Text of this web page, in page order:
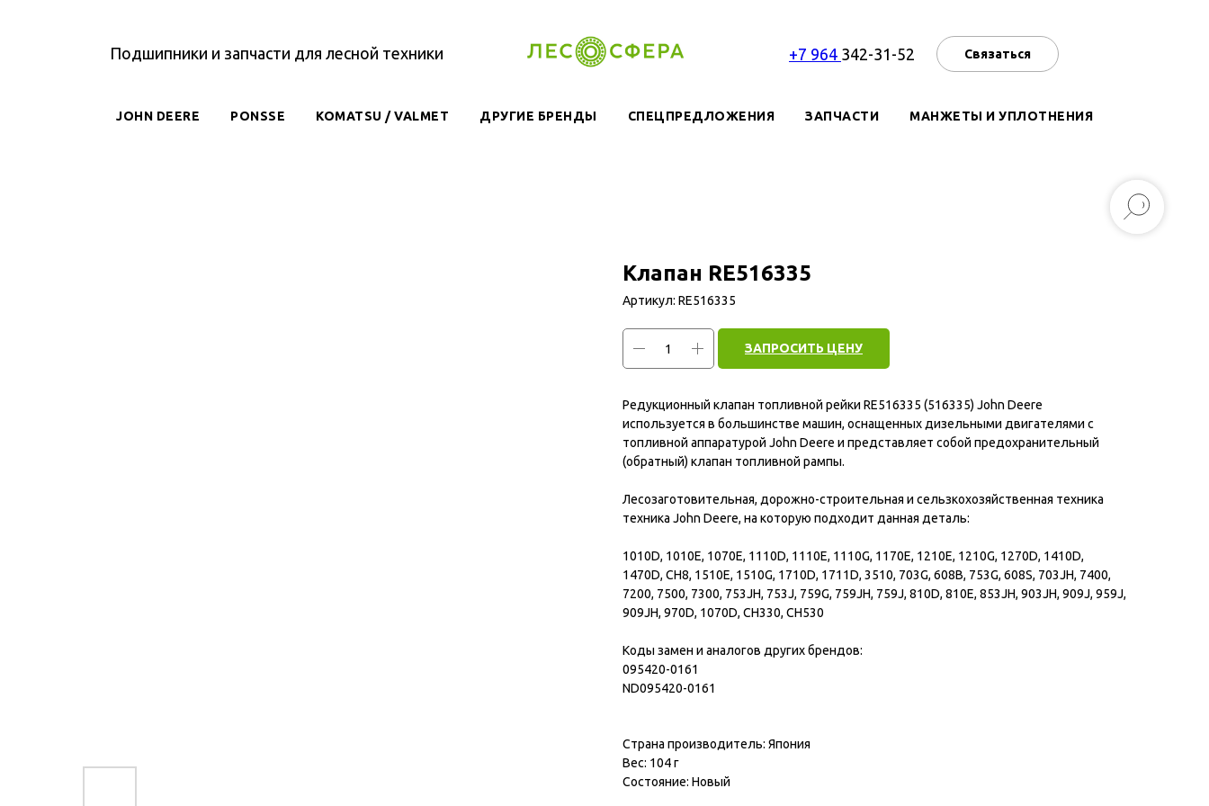
Подшипники и запчасти для лесной техники +7 964 342-31-52 Связаться
JOHN DEERE PONSSE KOMATSU / VALMET ДРУГИЕ БРЕНДЫ СПЕЦПРЕДЛОЖЕНИЯ ЗАПЧАСТИ МАНЖЕТЫ И УПЛОТНЕНИЯ
Клапан RE516335
Артикул: RE516335
ЗАПРОСИТЬ ЦЕНУ
Редукционный клапан топливной рейки RE516335 (516335) John Deere
используется в большинстве машин, оснащенных дизельными двигателями с
топливной аппаратурой John Deere и представляет собой предохранительный
(обратный) клапан топливной рампы.
Лесозаготовительная, дорожно-строительная и сельзкохозяйственная техника
техника John Deere, на которую подходит данная деталь:
1010D, 1010E, 1070E, 1110D, 1110E, 1110G, 1170E, 1210E, 1210G, 1270D, 1410D,
1470D, CH8, 1510E, 1510G, 1710D, 1711D, 3510, 703G, 608B, 753G, 608S, 703JH, 7400,
7200, 7500, 7300, 753JH, 753J, 759G, 759JH, 759J, 810D, 810E, 853JH, 903JH, 909J, 959J,
909JH, 970D, 1070D, CH330, CH530
Коды замен и аналогов других брендов:
095420-0161
ND095420-0161
Страна производитель: Япония
Вес: 104 г
Состояние: Новый